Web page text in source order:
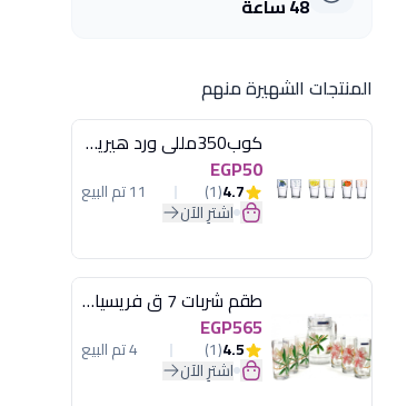
48 ساعة
المنتجات الشهيرة منهم
كوب350مللى ورد هيريفين
EGP50
4.7
(1) 11 تم البيع
اشترِ الآن
طقم شربات 7 ق فريسيا لومينارك
EGP565
4.5
(1) 4 تم البيع
اشترِ الآن